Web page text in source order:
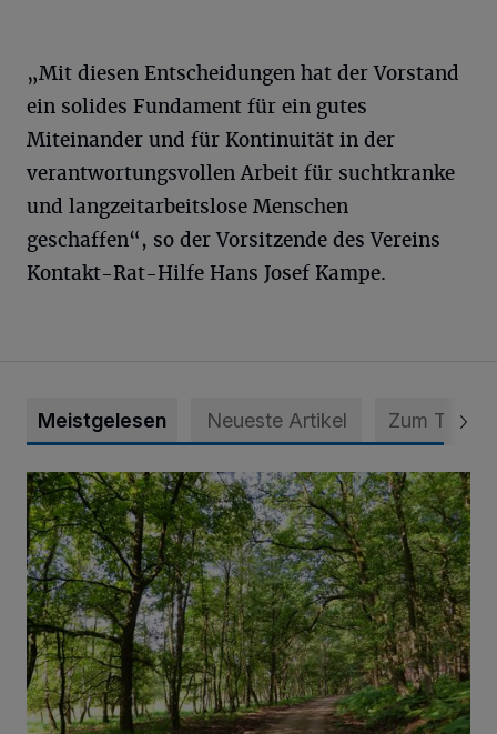
„Mit diesen Entscheidungen hat der Vorstand
ein solides Fundament für ein gutes
Miteinander und für Kontinuität in der
verantwortungsvollen Arbeit für suchtkranke
und langzeitarbeitslose Menschen
geschaffen“, so der Vorsitzende des Vereins
Kontakt-Rat-Hilfe Hans Josef Kampe.
Meistgelesen Neueste Artikel Zum Thema
Sommertour durch Naturpark